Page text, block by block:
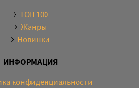
ТОП 100
Жанры
Новинки
ИНФОРМАЦИЯ
конфиденциальности